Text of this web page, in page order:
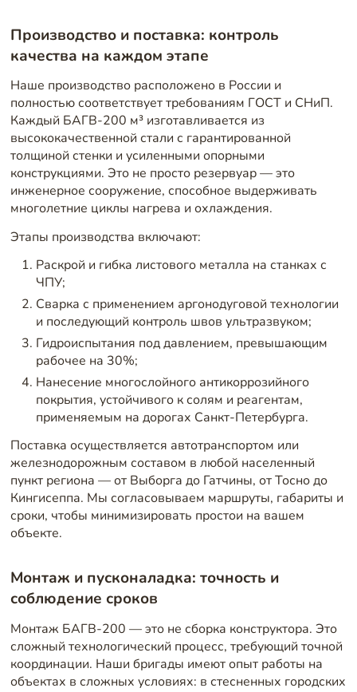
Производство и поставка: контроль
качества на каждом этапе
Наше производство расположено в России и
полностью соответствует требованиям ГОСТ и СНиП.
Каждый БАГВ-200 м³ изготавливается из
высококачественной стали с гарантированной
толщиной стенки и усиленными опорными
конструкциями. Это не просто резервуар — это
инженерное сооружение, способное выдерживать
многолетние циклы нагрева и охлаждения.
Этапы производства включают:
Раскрой и гибка листового металла на станках с
ЧПУ;
Сварка с применением аргонодуговой технологии
и последующий контроль швов ультразвуком;
Гидроиспытания под давлением, превышающим
рабочее на 30%;
Нанесение многослойного антикоррозийного
покрытия, устойчивого к солям и реагентам,
применяемым на дорогах Санкт-Петербурга.
Поставка осуществляется автотранспортом или
железнодорожным составом в любой населенный
пункт региона — от Выборга до Гатчины, от Тосно до
Кингисеппа. Мы согласовываем маршруты, габариты и
сроки, чтобы минимизировать простои на вашем
объекте.
Монтаж и пусконаладка: точность и
соблюдение сроков
Монтаж БАГВ-200 — это не сборка конструктора. Это
сложный технологический процесс, требующий точной
координации. Наши бригады имеют опыт работы на
объектах в сложных условиях: в стесненных городских